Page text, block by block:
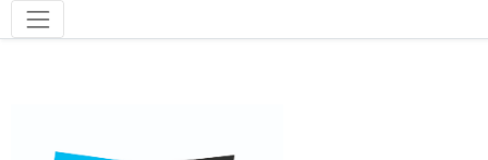
Werkzeuge